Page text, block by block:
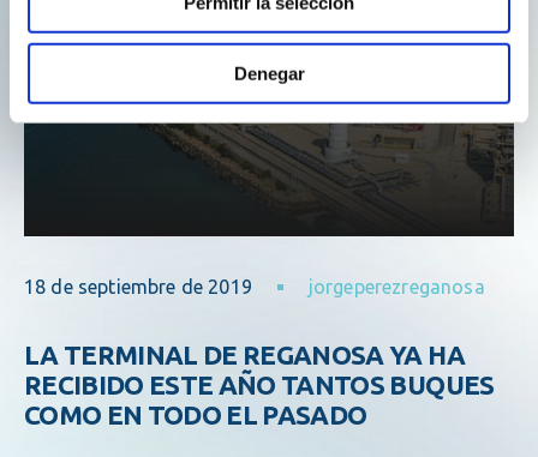
Denegar
18 de septiembre de 2019 jorgeperezreganosa
LA TERMINAL DE REGANOSA YA HA
RECIBIDO ESTE AÑO TANTOS BUQUES
COMO EN TODO EL PASADO